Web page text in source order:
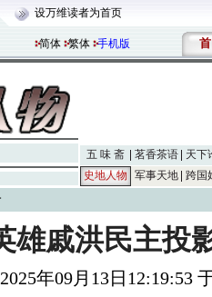
设万维读者为首页
简体 繁体 手机版 首
五 味 斋 茗香茶语
天下
史地人物
军事天地 跨国
雄戚洪民主投
2025年09月13日12:19:53